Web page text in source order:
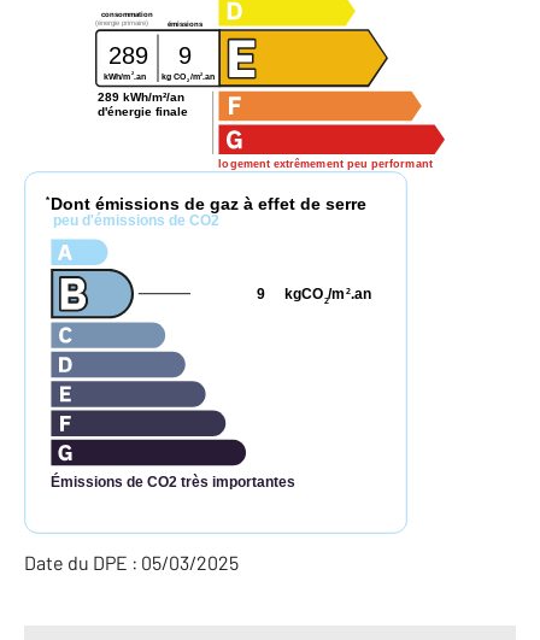
logement extrêmement peu performant
consommation
émissions
(énergie primaire)
289 9
kWh/m2.an kg CO2/m2 .an
289 kWh/m²/an
d'énergie finale
* Dont émissions de gaz à effet de serre
peu d'émissions de CO2
Émissions de CO2 très importantes
kgCO2/m 2.an
9
Date du DPE : 05/03/2025